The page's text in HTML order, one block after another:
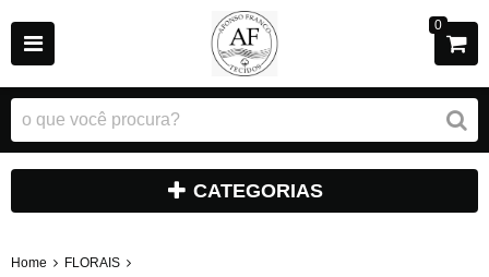
0
CATEGORIAS
Home
FLORAIS